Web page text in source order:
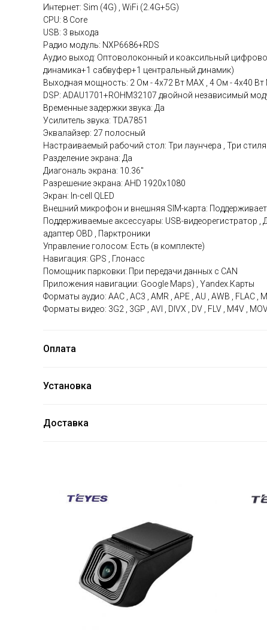
Интернет: Sim (4G) , WiFi (2.4G+5G)
CPU: 8 Core
USB: 3 выхода
Радио модуль: NXP6686+RDS
Аудио выход: Оптоволоконный и коаксильный
динамика+1 сабвуфер+1 центральный динамик)
Выходная мощность: 2 Ом - 4x72 Вт МАХ , 4 Ом - 4x40
DSP: ADAU1701+ROHM32107 двойной независимый
Временные задержки звука: Да
Усилитель звука: TDA7851
Эквалайзер: 27 полосный
Настраиваемый рабочий стол: Три лаунчера , Три стиля
Разделение экрана: Да
Диагональ экрана: 10.36"
Разрешение экрана: AHD 1920x1080
Экран: In-cell QLED
Внешний микрофон и внешняя SIM-карта: Поддерживает
Поддерживаемые аксессуары: USB-видеорегистратор ,
адаптер OBD , Парктроники
Управление голосом: Есть (в комплекте)
Навигация: GPS , Глонасс
Помощник парковки: При передачи данных с CAN
Приложения навигации: Google Maps) , Yandex.Карты
Форматы аудио: AAC , AC3 , AMR , APE , AU , AWB , FLAC ,
Форматы видео: 3G2 , 3GP , AVI , DIVX , DV , FLV , M4V ,
Оплата
Установка
Доставка